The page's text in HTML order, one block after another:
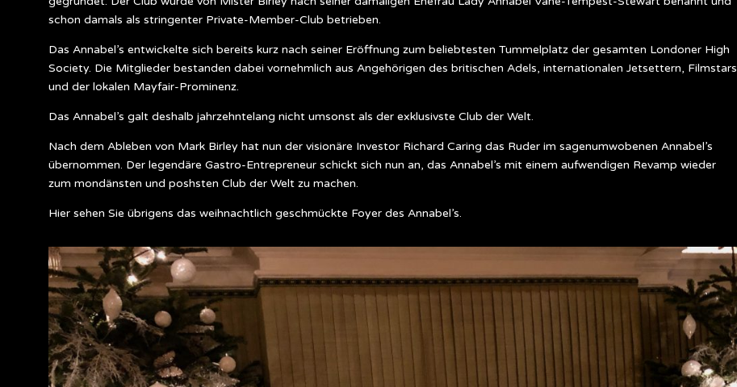
schon damals als stringenter Private-Member-Club betrieben.
Das Annabel’s entwickelte sich bereits kurz nach seiner Eröffnung zum beliebtesten Tummelplatz der gesamten Londoner High
Society. Die Mitglieder bestanden dabei vornehmlich aus Angehörigen des britischen Adels, internationalen Jetsettern, Filmstars
und der lokalen Mayfair-Prominenz.
Das Annabel’s galt deshalb jahrzehntelang nicht umsonst als der exklusivste Club der Welt.
Nach dem Ableben von Mark Birley hat nun der visionäre Investor Richard Caring das Ruder im sagenumwobenen Annabel’s
übernommen. Der legendäre Gastro-Entrepreneur schickt sich nun an, das Annabel’s mit einem aufwendigen Revamp wieder
zum mondänsten und poshsten Club der Welt zu machen.
Hier sehen Sie übrigens das weihnachtlich geschmückte Foyer des Annabel’s.